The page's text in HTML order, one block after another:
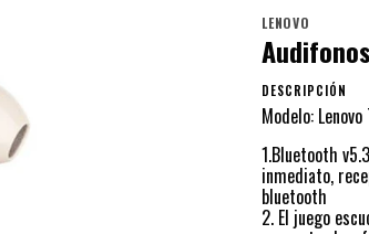
LENOVO
DESCRIPCIÓN
Modelo:
1.Bluetooth
inmediato,
bluetooth
2. El juego